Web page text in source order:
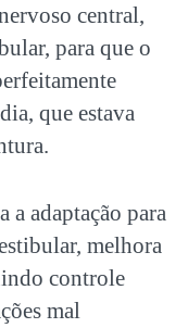
central,
para que o
que estava
adaptação para
melhora
controle
mal